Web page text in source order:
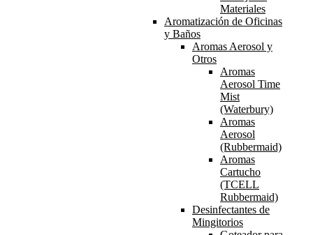
Materiales
Aromatización de Oficinas
y Baños
Aromas Aerosol y
Otros
Aromas
Aerosol Time
Mist
(Waterbury)
Aromas
Aerosol
(Rubbermaid)
Aromas
Cartucho
(TCELL
Rubbermaid)
Desinfectantes de
Mingitorios